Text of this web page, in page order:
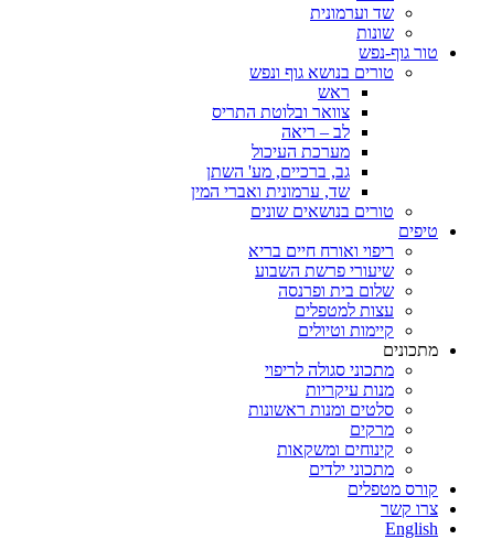
שד וערמונית
שונות
טור גוף-נפש
טורים בנושא גוף ונפש
ראש
צוואר ובלוטת התריס
לב – ריאה
מערכת העיכול
גב, ברכיים, מע' השתן
שד, ערמונית ואברי המין
טורים בנושאים שונים
טיפים
ריפוי ואורח חיים בריא
שיעורי פרשת השבוע
שלום בית ופרנסה
עצות למטפלים
קיימות וטיולים
מתכונים
מתכוני סגולה לריפוי
מנות עיקריות
סלטים ומנות ראשונות
מרקים
קינוחים ומשקאות
מתכוני ילדים
קורס מטפלים
צרו קשר
English